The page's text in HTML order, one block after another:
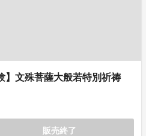
】文殊菩薩大般若特別祈祷
販売終了